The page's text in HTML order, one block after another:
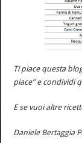
Ti piace questa
piace” e condividi
E se vuoi altre
Daniele Bertaggia